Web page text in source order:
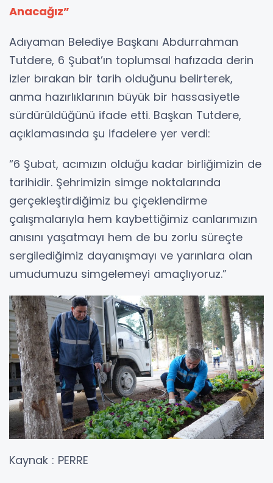
Anacağız”
Adıyaman Belediye Başkanı Abdurrahman
Tutdere, 6 Şubat’ın toplumsal hafızada derin
izler bırakan bir tarih olduğunu belirterek,
anma hazırlıklarının büyük bir hassasiyetle
sürdürüldüğünü ifade etti. Başkan Tutdere,
açıklamasında şu ifadelere yer verdi:
“6 Şubat, acımızın olduğu kadar birliğimizin de
tarihidir. Şehrimizin simge noktalarında
gerçekleştirdiğimiz bu çiçeklendirme
çalışmalarıyla hem kaybettiğimiz canlarımızın
anısını yaşatmayı hem de bu zorlu süreçte
sergilediğimiz dayanışmayı ve yarınlara olan
umudumuzu simgelemeyi amaçlıyoruz.”
Kaynak : PERRE